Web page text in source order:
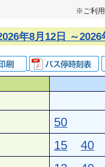
※ご利用
年8月12日 ～
50
15 40